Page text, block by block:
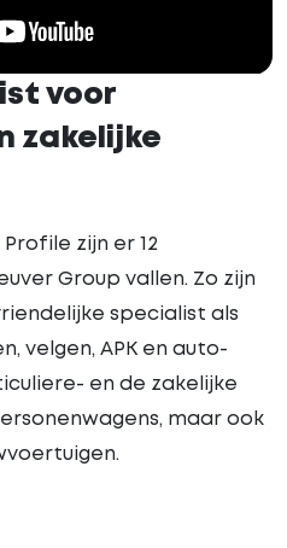
voor
zakelijke
zijn er 12
Group vallen. Zo zijn
specialist als
velgen, APK en auto-
en de zakelijke
maar ook